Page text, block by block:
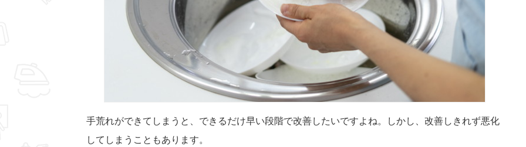
手荒れができてしまうと、できるだけ早い段階で改善したいですよね。しかし、改善しきれず悪化
してしまうこともあります。